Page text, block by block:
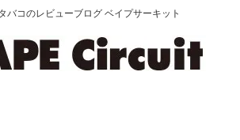
バコのレビューブログ ベイプサーキット